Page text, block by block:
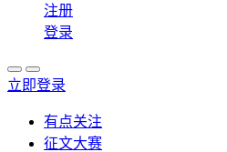
注册
登录
立即登录
有点关注
征文大赛